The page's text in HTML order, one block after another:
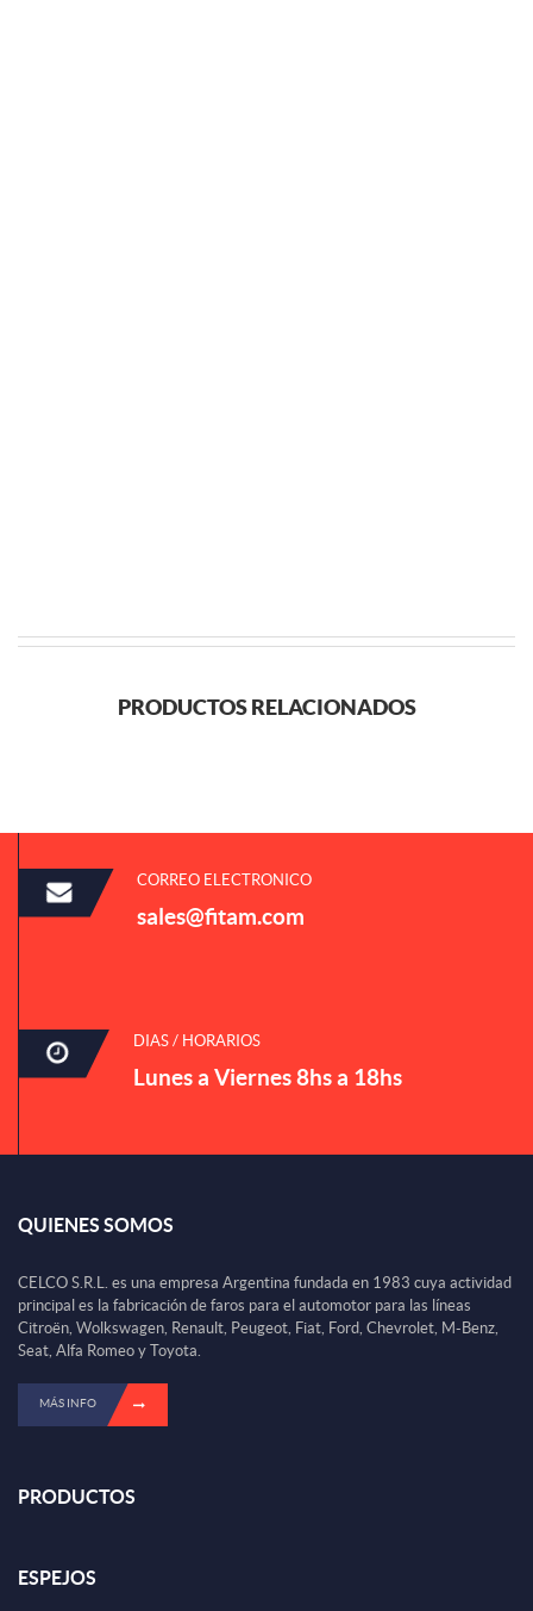
PRODUCTOS RELACIONADOS
CORREO ELECTRONICO
sales@fitam.com
DIAS / HORARIOS
Lunes a Viernes 8hs a 18hs
QUIENES SOMOS
CELCO S.R.L. es una empresa Argentina fundada en 1983 cuya actividad
principal es la fabricación de faros para el automotor para las líneas
Citroën, Wolkswagen, Renault, Peugeot, Fiat, Ford, Chevrolet, M-Benz,
Seat, Alfa Romeo y Toyota.
MÁS INFO
PRODUCTOS
ESPEJOS